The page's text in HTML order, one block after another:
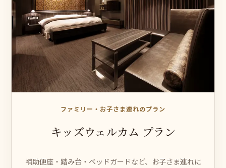
ファミリー・お子さま連れのプラン
キッズウェルカム プラン
補助便座・踏み台・ベッドガードなど、お子さま連れに